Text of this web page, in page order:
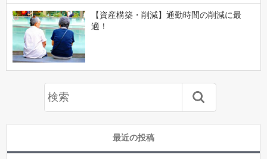
【資産構築・削減】通勤時間の削減に最
適！
最近の投稿